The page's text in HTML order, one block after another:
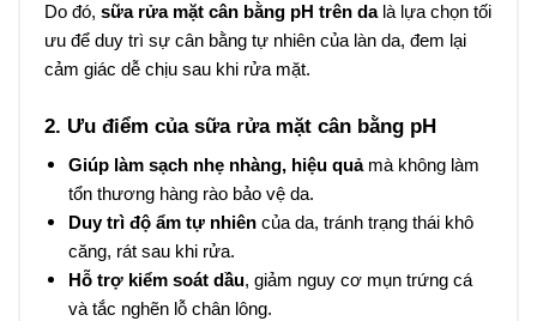
Do đó, sữa rửa mặt cân bằng pH trên dalà lựa chọn tối
ưu để duy trì sự cân bằng tự nhiên của làn da, đem lại
cảm giác dễ chịu sau khi rửa mặt.
2. Ưu điểm của sữa rửa mặt cân bằng pH
Giúp làm sạch nhẹ nhàng, hiệu quảmà không làm
tổn thương hàng rào bảo vệ da.
Duy trì độ ẩm tự nhiên của da, tránh trạng thái khô
căng, rát sau khi rửa.
Hỗ trợ kiểm soát dầu, giảm nguy cơ mụn trứng cá
và tắc nghẽn lỗ chân lông.